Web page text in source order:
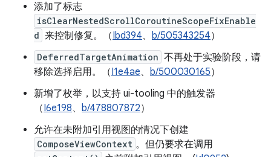
添加了标志
isClearNestedScrollCoroutineScopeFixEnable
d 来控制修复。（Ibd394、 b/505343254）
DeferredTargetAnimation 不再处于实验阶段，请
移除选择启用。（I1e4ae、 b/500030165）
新增了枚举，以支持 ui-tooling 中的触发器
（I6e198、 b/478807872）
允许在未附加引用视图的情况下创建
ComposeViewContext 。但仍要求在调用